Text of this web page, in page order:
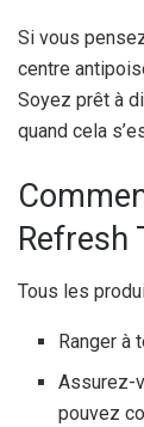
Si vous
centre
Soyez prêt à
quand cela
Refresh
Tous les
Ranger à
Assurez-
pouvez